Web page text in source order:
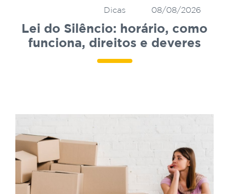
08/08/2026
Dicas
Lei do Silêncio: horário, como
funciona, direitos e deveres